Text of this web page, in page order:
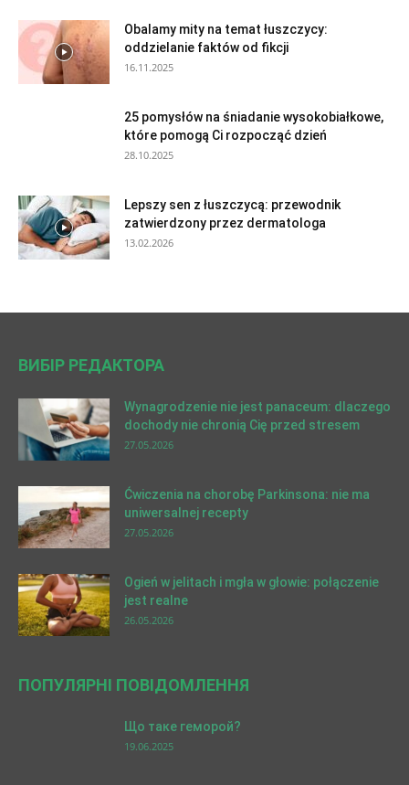
Obalamy mity na temat łuszczycy:
oddzielanie faktów od fikcji
16.11.2025
25 pomysłów na śniadanie wysokobiałkowe,
które pomogą Ci rozpocząć dzień
28.10.2025
Lepszy sen z łuszczycą: przewodnik
zatwierdzony przez dermatologa
13.02.2026
ВИБІР РЕДАКТОРА
Wynagrodzenie nie jest panaceum: dlaczego
dochody nie chronią Cię przed stresem
27.05.2026
Ćwiczenia na chorobę Parkinsona: nie ma
uniwersalnej recepty
27.05.2026
Ogień w jelitach i mgła w głowie: połączenie
jest realne
26.05.2026
ПОПУЛЯРНІ ПОВІДОМЛЕННЯ
Що таке геморой?
19.06.2025